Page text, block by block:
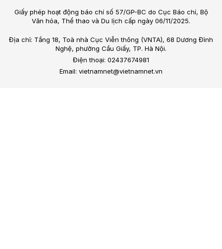
Giấy phép hoạt động báo chí số 57/GP-BC do Cục Báo chí, Bộ
Văn hóa, Thể thao và Du lịch cấp ngày 06/11/2025.
Địa chỉ: Tầng 18, Toà nhà Cục Viễn thông (VNTA), 68 Dương Đình
Nghệ, phường Cầu Giấy, TP. Hà Nội.
Điện thoại: 02437674981
Email: vietnamnet@vietnamnet.vn